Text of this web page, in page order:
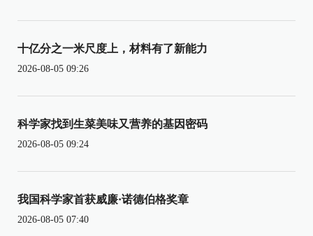
十亿分之一米尺度上，材料有了新能力
2026-08-05 09:26
科学家找到生菜美味又营养的基因密码
2026-08-05 09:24
我国科学家首获威廉·诺德伯格奖章
2026-08-05 07:40